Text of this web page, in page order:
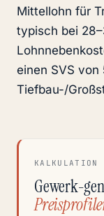
Mittellohn für
typisch bei
einen SVS von
Tiefbau-/
KALKULATION
Gewerk-